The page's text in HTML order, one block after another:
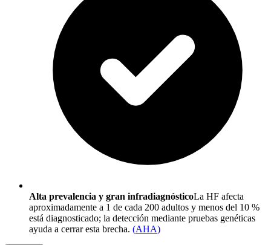
Alta prevalencia y gran infradiagnósticoLa HF afecta
aproximadamente a 1 de cada 200 adultos y menos del 10 %
está diagnosticado; la detección mediante pruebas genéticas
ayuda a cerrar esta brecha. (AHA)